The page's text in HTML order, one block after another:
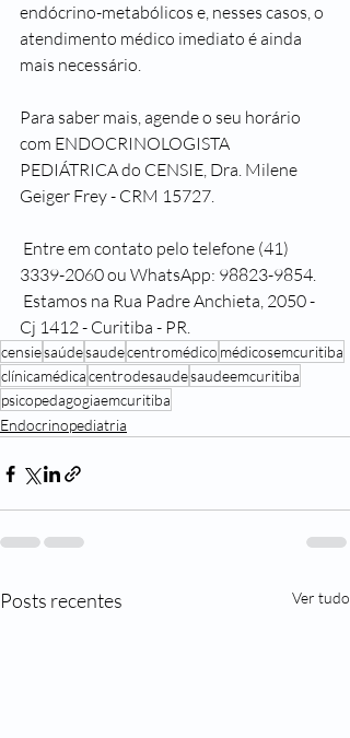
endócrino-metabólicos e, nesses casos, o
atendimento médico imediato é ainda
mais necessário.
Para saber mais, agende o seu horário
com ENDOCRINOLOGISTA
PEDIÁTRICA do CENSIE, Dra. Milene
Geiger Frey - CRM 15727.
3339-2060 ou WhatsApp: 98823-9854.
Cj 1412 - Curitiba - PR.
censiesaúdesaudecentromédico médicosemcuritiba
clínicamédicacentrodesaudesaudeemcuritiba
psicopedagogiaemcuritiba
Endocrinopediatria
Posts recentes Ver tudo